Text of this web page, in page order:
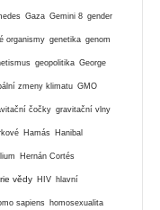
Gaza Gemini 8 gender
organismy genetika genom
geopolitika George
zmeny klimatu GMO
čočky gravitační vlny
Hamás Hanibal
Hernán Cortés
vědy HIV hlavní
sapiens homosexualita